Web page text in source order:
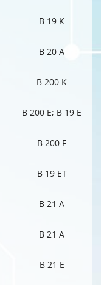
B 19 K
B 20 A
B 200 K
B 200 E; B 19 E
B 200 F
B 19 ET
B 21 A
B 21 A
B 21 E